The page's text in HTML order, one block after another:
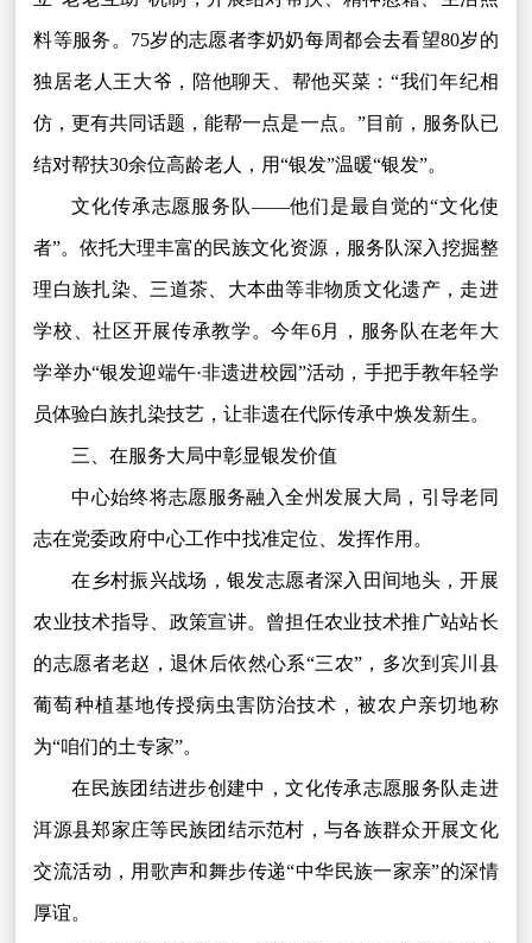
料等服务。75岁的志愿者李奶奶每周都会去看望80岁的
独居老人王大爷，陪他聊天、帮他买菜：“我们年纪相
仿，更有共同话题，能帮一点是一点。”目前，服务队已
结对帮扶30余位高龄老人，用“银发”温暖“银发”。
文化传承志愿服务队——他们是最自觉的“文化使
者”。依托大理丰富的民族文化资源，服务队深入挖掘整
理白族扎染、三道茶、大本曲等非物质文化遗产，走进
学校、社区开展传承教学。今年6月，服务队在老年大
学举办“银发迎端午·非遗进校园”活动，手把手教年轻学
员体验白族扎染技艺，让非遗在代际传承中焕发新生。
三、在服务大局中彰显银发价值
中心始终将志愿服务融入全州发展大局，引导老同
志在党委政府中心工作中找准定位、发挥作用。
在乡村振兴战场，银发志愿者深入田间地头，开展
农业技术指导、政策宣讲。曾担任农业技术推广站站长
的志愿者老赵，退休后依然心系“三农”，多次到宾川县
葡萄种植基地传授病虫害防治技术，被农户亲切地称
为“咱们的土专家”。
在民族团结进步创建中，文化传承志愿服务队走进
洱源县郑家庄等民族团结示范村，与各族群众开展文化
交流活动，用歌声和舞步传递“中华民族一家亲”的深情
厚谊。